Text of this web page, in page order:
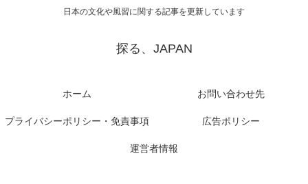
日本の文化や風習に関する記事を更新しています
探る、JAPAN
ホーム お問い合わせ先
プライバシーポリシー・免責事項 広告ポリシー
運営者情報